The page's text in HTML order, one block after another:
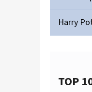
Harry
TOP